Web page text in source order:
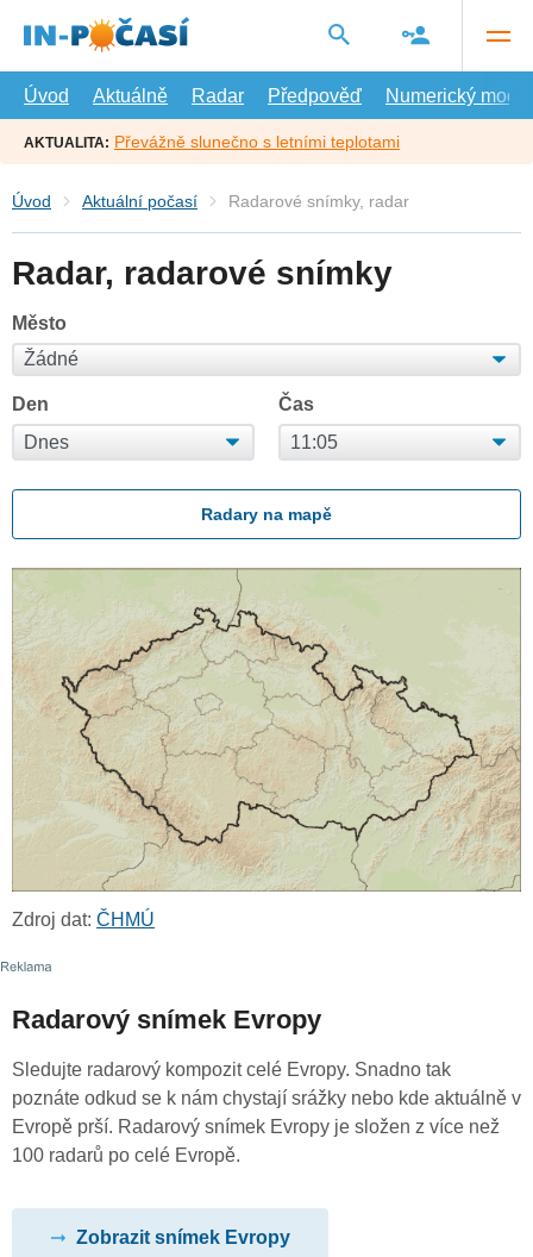
hlavní
Úvod
Aktuálně Radar Předpověď Numerický model
AKTUALITA: Převážně slunečno s letními teplotami
Úvod Aktuální počasí Radarové snímky, radar
Radar, radarové snímky
Město
Den Čas
Radary na mapě
Zdroj dat: ČHMÚ
Radarový snímek Evropy
Sledujte radarový kompozit celé Evropy. Snadno tak
poznáte odkud se k nám chystají srážky nebo kde aktuálně v
Evropě prší. Radarový snímek Evropy je složen z více než
100 radarů po celé Evropě.
Zobrazit snímek Evropy